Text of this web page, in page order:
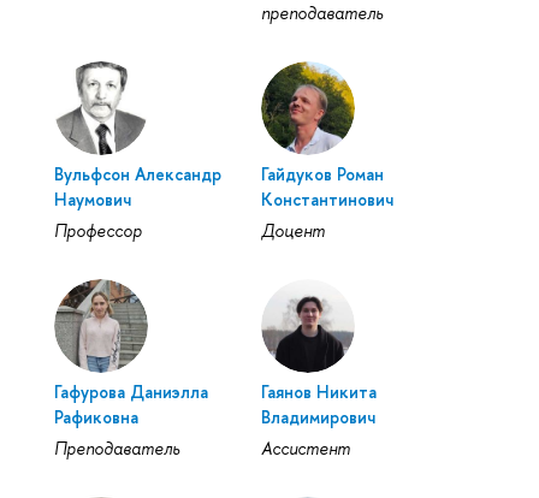
преподаватель
Вульфсон Александр
Наумович
Профессор
Гайдуков Роман
Константинович
Доцент
Гафурова Даниэлла
Рафиковна
Преподаватель
Гаянов Никита
Владимирович
Ассистент